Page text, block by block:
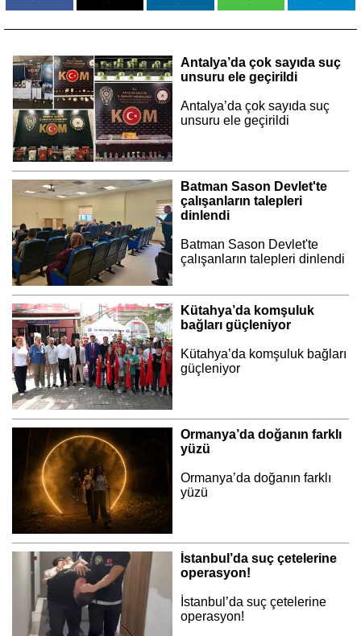
Antalya’da çok sayıda suç
unsuru ele geçirildi
Antalya’da çok sayıda suç
unsuru ele geçirildi
Batman Sason Devlet'te
çalışanların talepleri
dinlendi
Batman Sason Devlet'te
çalışanların talepleri dinlendi
Kütahya’da komşuluk
bağları güçleniyor
Kütahya’da komşuluk bağları
güçleniyor
Ormanya’da doğanın farklı
yüzü
Ormanya’da doğanın farklı
yüzü
İstanbul’da suç çetelerine
operasyon!
İstanbul’da suç çetelerine
operasyon!